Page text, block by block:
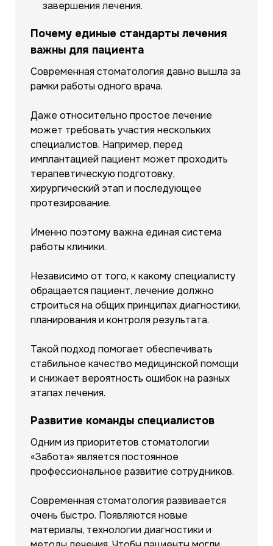
завершения лечения.
Почему единые стандарты лечения
важны для пациента
Современная стоматология давно вышла за
рамки работы одного врача.
Даже относительно простое лечение
может требовать участия нескольких
специалистов. Например, перед
имплантацией пациент может проходить
терапевтическую подготовку,
хирургический этап и последующее
протезирование.
Именно поэтому важна единая система
работы клиники.
Независимо от того, к какому специалисту
обращается пациент, лечение должно
строиться на общих принципах диагностики,
планирования и контроля результата.
Такой подход помогает обеспечивать
стабильное качество медицинской помощи
и снижает вероятность ошибок на разных
этапах лечения.
Развитие команды специалистов
Одним из приоритетов стоматологии
«Забота» является постоянное
профессиональное развитие сотрудников.
Современная стоматология развивается
очень быстро. Появляются новые
материалы, технологии диагностики и